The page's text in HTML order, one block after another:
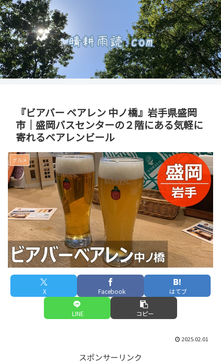
『ビアバー ベアレン 中ノ橋』岩手県盛岡
市｜盛岡バスセンターの２階にある気軽に
寄れるベアレンビール
グルメ
X Facebook はてブ
LINE コピー
2025.02.01
スポンサーリンク